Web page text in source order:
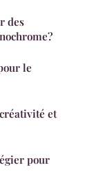
des
le
et
pour